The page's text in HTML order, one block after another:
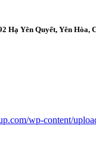
Hạ Yên Quyết, Yên Hòa,